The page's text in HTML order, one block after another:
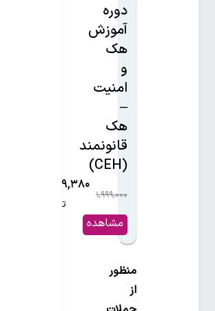
دوره
آموزش
هک
و
امنیت
–
هک
قانونمند
(CEH)
۱,۹۹۹,۰۰۰
۱,۲۳۹,۳۸۰
تومان
مشاهده
و خرید
منظور
از